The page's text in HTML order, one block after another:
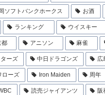
ソフトバンクホークス お酒
ランキング ウイスキー
都 アニソン 麻雀
ーズ 中日ドラゴンズ 広
ローズ Iron Maiden 周年
読売ジャイアンツ 阪